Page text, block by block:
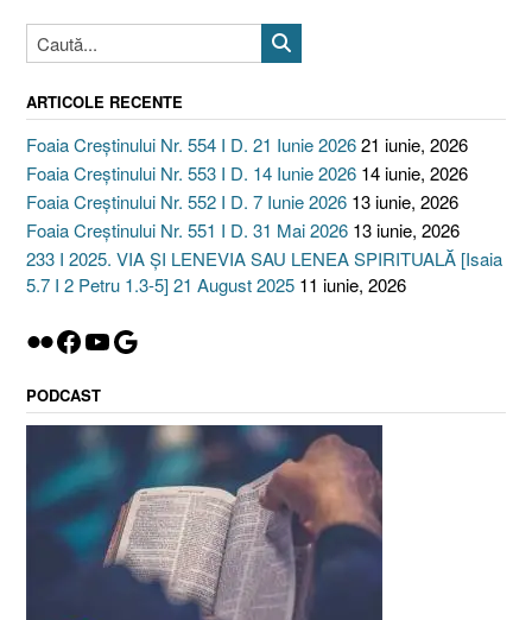
ARTICOLE RECENTE
Foaia Creștinului Nr. 554 I D. 21 Iunie 202621 iunie, 2026
Foaia Creștinului Nr. 553 I D. 14 Iunie 2026 14 iunie, 2026
Foaia Creștinului Nr. 552 I D. 7 Iunie 2026 13 iunie, 2026
Foaia Creștinului Nr. 551 I D. 31 Mai 2026 13 iunie, 2026
233 I 2025. VIA ȘI LENEVIA SAU LENEA SPIRITUALĂ [Isaia
5.7 I 2 Petru 1.3-5] 21 August 2025 11 iunie, 2026
Flickr
Facebook
YouTube
Google
PODCAST